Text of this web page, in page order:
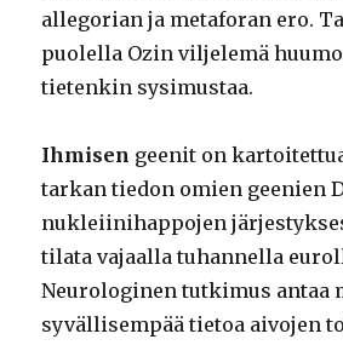
allegorian ja metaforan ero.
puolella Ozin viljelemä
tietenkin sysimustaa.
Ihmisen geenit on
tarkan tiedon omien geenien
nukleiinihappojen
tilata vajaalla tuhannella
Neurologinen tutkimus antaa
syvällisempää tietoa aivojen